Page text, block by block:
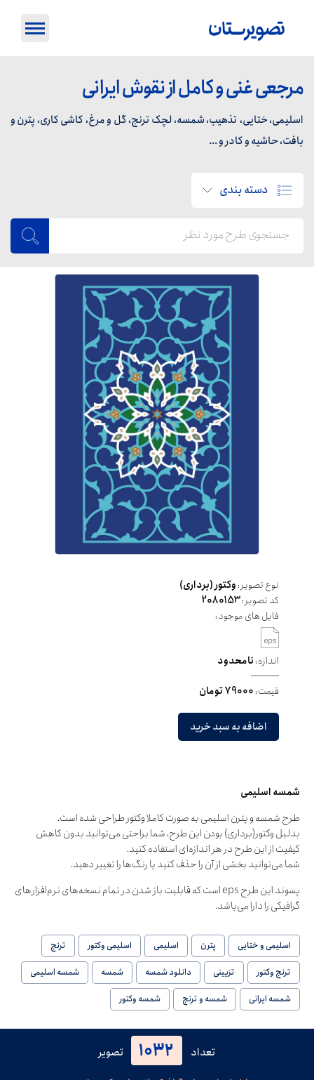
مرجعی غنی و کامل از نقوش ایرانی
اسلیمی، ختایی، تذهیب، شمسه، لچک ترنج، گل و مرغ، کاشی کاری، پترن و
بافت، حاشیه و کادر و ...
دسته بندی
نوع تصویر:وکتور (برداری)
کد تصویر:2080153
فایل های موجود:
اندازه:نامحدود
قیمت:79000 تومان
اضافه به سبد خرید
شمسه اسلیمی
طرح شمسه و پترن اسلیمی به صورت کاملا وکتور طراحی شده است.
بدلیل وکتور(برداری) بودن این طرح، شما براحتی می‌توانید بدون کاهش
کیفیت از این طرح در هر اندازه‌ای استفاده کنید.
شما می‌توانید بخشی از آن را حذف کنید یا رنگ‌ها را تغییر دهید.
پسوند این طرح eps است که قابلیت باز شدن در تمام نسخه‌های نرم‌افزارهای
گرافیکی را دارا می‌باشد.
اسلیمی و ختایی پترن اسلیمی اسلیمی وکتور
ترنج
ترنج وکتور
تزیینی دانلود شمسه شمسه
شمسه اسلیمی
شمسه ایرانی
شمسه و ترنج شمسه وکتور
تعداد 1032
تصویر